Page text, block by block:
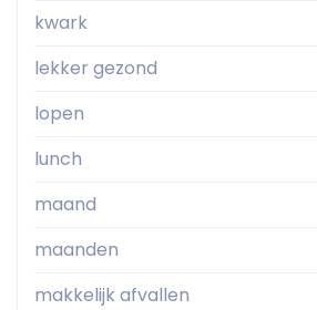
kwark
lekker gezond
lopen
lunch
maand
maanden
makkelijk afvallen